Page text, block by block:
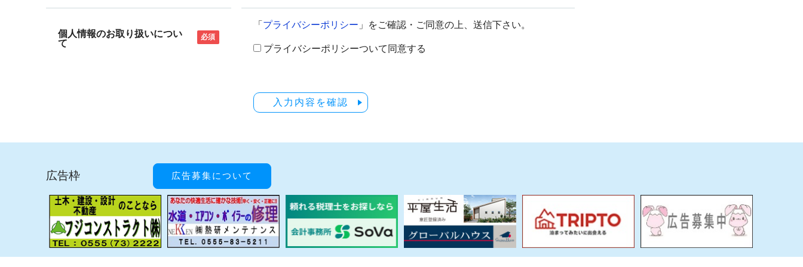
個人情報のお取り扱いについ
て
必須
「 プライバシーポリシー 」をご確認・ご同意の上、送信下さい。
プライバシーポリシーついて同意する
入力内容を確認
広告枠 広告募集について